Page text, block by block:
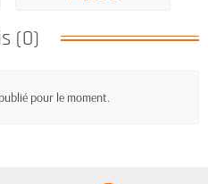
(0)
pour le moment.